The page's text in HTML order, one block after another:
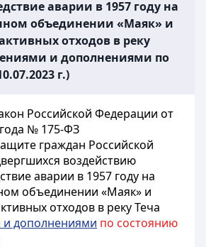
аварии в 1957 году на
объединении «Маяк» и
отходов в реку
и дополнениями по
г.)
Российской Федерации от
№ 175-ФЗ
граждан Российской
воздействию
аварии в 1957 году на
объединении «Маяк» и
отходов в реку Теча
дополнениями по состоянию